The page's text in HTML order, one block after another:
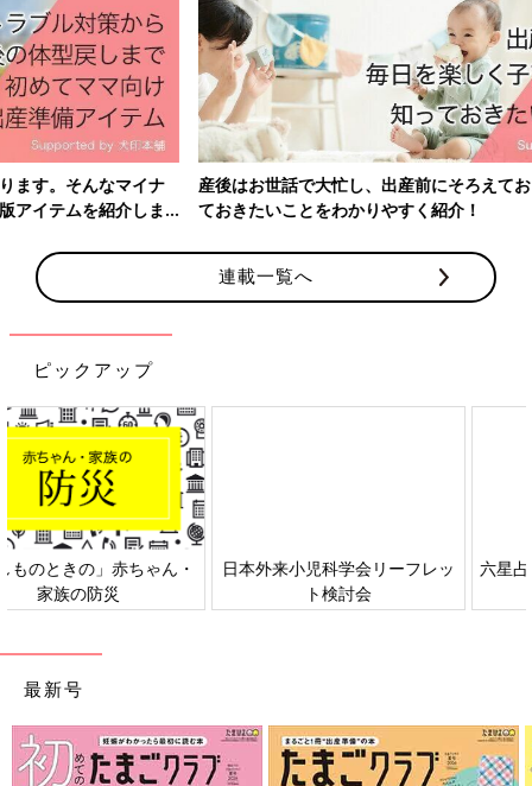
産後はお世話で大忙し、出産前にそろえておきたいアイテム、知っ
ておきたいことをわかりやすく紹介！
連載一覧へ
ピックアップ
日本外来小児科学会リーフレッ
ト検討会
六星占術 細木かおりさんの人生
最新号